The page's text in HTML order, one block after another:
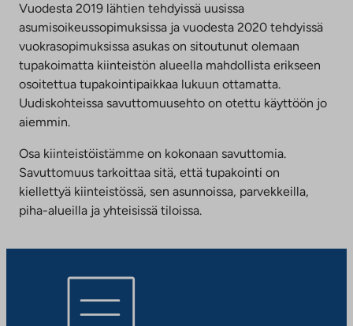
Vuodesta 2019 lähtien tehdyissä uusissa
asumisoikeussopimuksissa ja vuodesta 2020 tehdyissä
vuokrasopimuksissa asukas on sitoutunut olemaan
tupakoimatta kiinteistön alueella mahdollista erikseen
osoitettua tupakointipaikkaa lukuun ottamatta.
Uudiskohteissa savuttomuusehto on otettu käyttöön jo
aiemmin.
Osa kiinteistöistämme on kokonaan savuttomia.
Savuttomuus tarkoittaa sitä, että tupakointi on
kiellettyä kiinteistössä, sen asunnoissa, parvekkeilla,
piha-alueilla ja yhteisissä tiloissa.